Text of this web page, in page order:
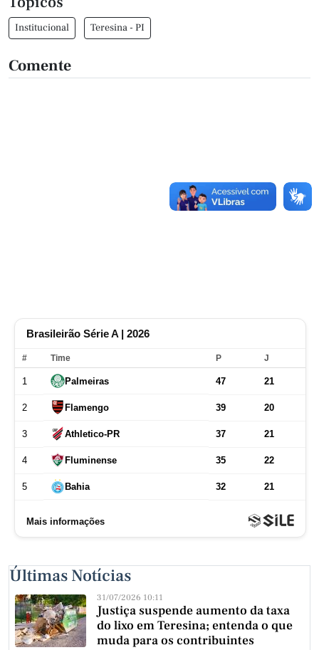
Institucional Teresina - PI
Comente
Últimas Notícias
31/07/2026 10:11
Justiça suspende aumento da taxa
do lixo em Teresina; entenda o que
muda para os contribuintes